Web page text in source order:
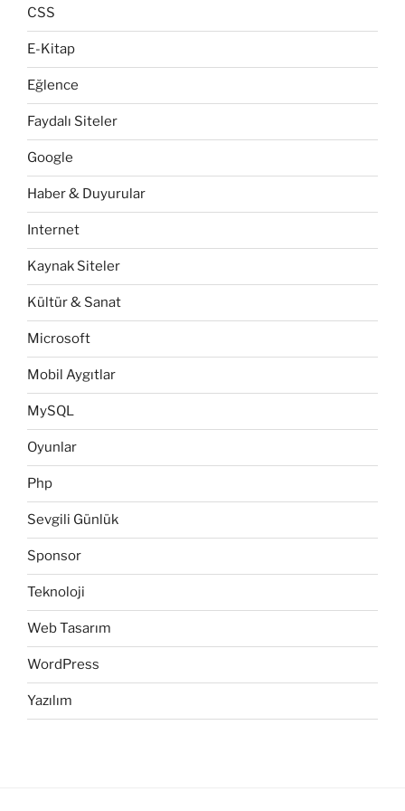
CSS
E-Kitap
Eğlence
Faydalı Siteler
Google
Haber & Duyurular
Internet
Kaynak Siteler
Kültür & Sanat
Microsoft
Mobil Aygıtlar
MySQL
Oyunlar
Php
Sevgili Günlük
Sponsor
Teknoloji
Web Tasarım
WordPress
Yazılım